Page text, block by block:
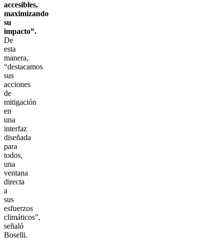
accesibles,
maximizando
su
impacto”.
De
esta
manera,
“destacamos
sus
acciones
de
mitigación
en
una
interfaz
diseñada
para
todos,
una
ventana
directa
a
sus
esfuerzos
climáticos”,
señaló
Boselli.